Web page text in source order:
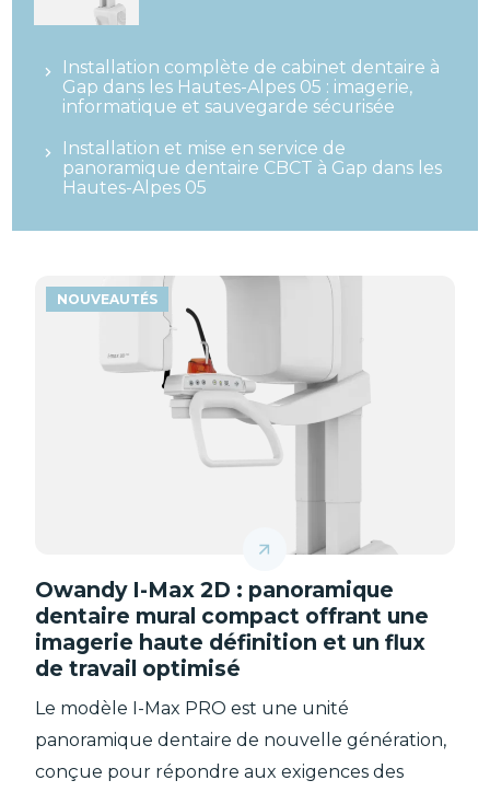
Installation complète de cabinet dentaire à
Gap dans les Hautes-Alpes 05 : imagerie,
informatique et sauvegarde sécurisée
Installation et mise en service de
panoramique dentaire CBCT à Gap dans les
Hautes-Alpes 05
NOUVEAUTÉS
Owandy I-Max 2D : panoramique
dentaire mural compact offrant une
imagerie haute définition et un flux
de travail optimisé
Le modèle I-Max PRO est une unité
panoramique dentaire de nouvelle génération,
conçue pour répondre aux exigences des